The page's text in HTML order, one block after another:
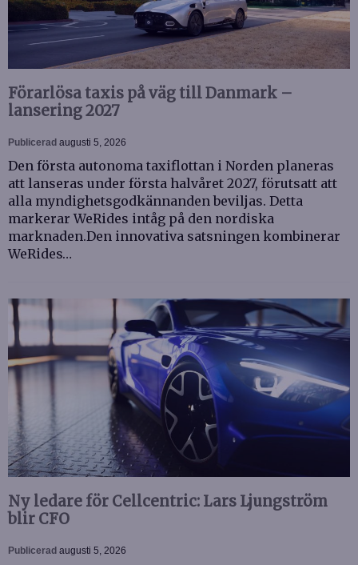
Förarlösa taxis på väg till Danmark –
lansering 2027
Publicerad augusti 5, 2026
Den första autonoma taxiflottan i Norden planeras
att lanseras under första halvåret 2027, förutsatt att
alla myndighetsgodkännanden beviljas. Detta
markerar WeRides intåg på den nordiska
marknaden.Den innovativa satsningen kombinerar
WeRides…
Ny ledare för Cellcentric: Lars Ljungström
blir CFO
Publicerad augusti 5, 2026